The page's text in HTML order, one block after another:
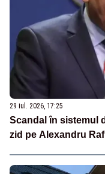
29 iul. 2026, 17:25
Scandal în sistemul
zid pe Alexandru